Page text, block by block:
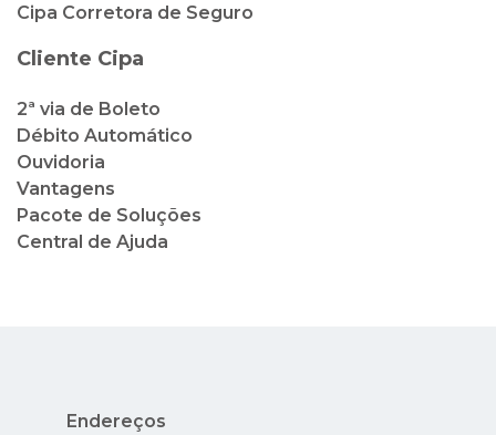
Cipa Corretora de Seguro
Cliente Cipa
2ª via de Boleto
Débito Automático
Ouvidoria
Vantagens
Pacote de Soluções
Central de Ajuda
Endereços